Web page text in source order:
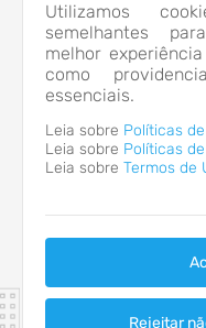
Utilizamos
semelhantes
melhor
como
essenciais.
Leia sobre Políticas
Leia sobre Políticas
Leia sobre Termos de
Rejeitar
CAMARA